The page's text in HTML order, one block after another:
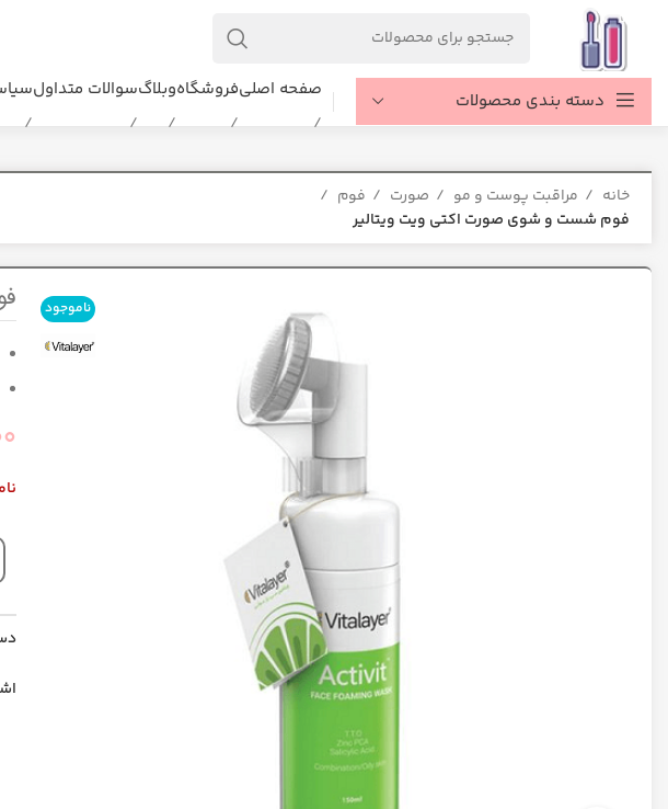
دسته بندی محصولات صفحه اصلیفروشگاهوبلاگسوالات متداول
خانه مراقبت پوست و مو صورت
فوم
فوم شست و شوی صورت اکتی ویت ویتالیر
ناموجود